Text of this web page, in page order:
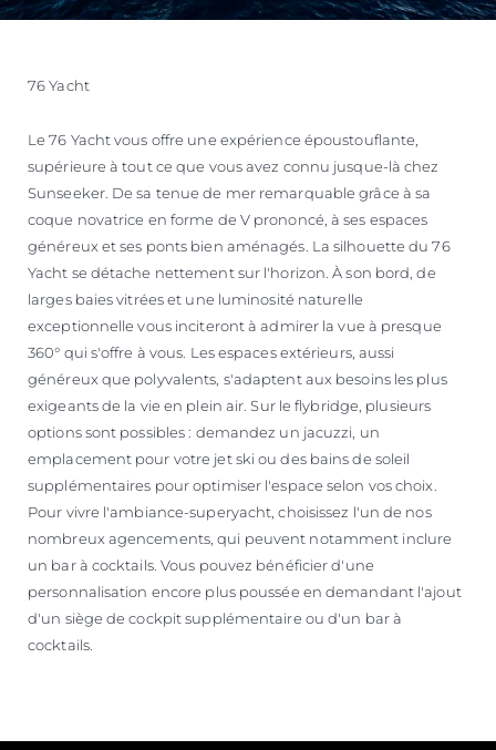
76 Yacht
Le 76 Yacht vous offre une expérience époustouflante,
supérieure à tout ce que vous avez connu jusque-là chez
Sunseeker. De sa tenue de mer remarquable grâce à sa
coque novatrice en forme de V prononcé, à ses espaces
généreux et ses ponts bien aménagés. La silhouette du 76
Yacht se détache nettement sur l'horizon. À son bord, de
larges baies vitrées et une luminosité naturelle
exceptionnelle vous inciteront à admirer la vue à presque
360° qui s'offre à vous. Les espaces extérieurs, aussi
généreux que polyvalents, s'adaptent aux besoins les plus
exigeants de la vie en plein air. Sur le flybridge, plusieurs
options sont possibles : demandez un jacuzzi, un
emplacement pour votre jet ski ou des bains de soleil
supplémentaires pour optimiser l'espace selon vos choix.
Pour vivre l'ambiance-superyacht, choisissez l'un de nos
nombreux agencements, qui peuvent notamment inclure
un bar à cocktails. Vous pouvez bénéficier d'une
personnalisation encore plus poussée en demandant l'ajout
d'un siège de cockpit supplémentaire ou d'un bar à
cocktails.